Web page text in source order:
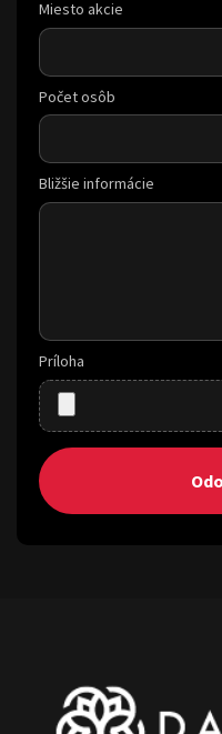
Miesto akcie
Počet osôb
Bližšie informácie
Príloha